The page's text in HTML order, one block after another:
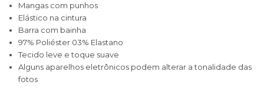
Mangas com punhos
Elástico na cintura
Barra com bainha
97% Poliéster 03% Elastano
Tecido leve e toque suave
Alguns aparelhos eletrônicos podem alterar a tonalidade das
fotos